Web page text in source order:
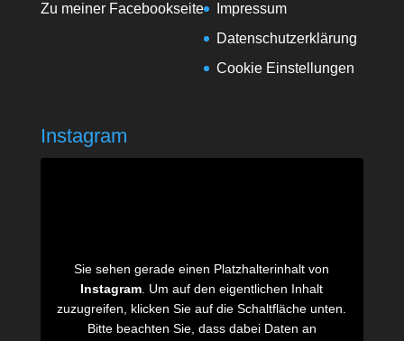
Zu meiner Facebookseite
Impressum
Datenschutzerklärung
Cookie Einstellungen
Instagram
Sie sehen gerade einen Platzhalterinhalt von
Instagram. Um auf den eigentlichen Inhalt
zuzugreifen, klicken Sie auf die Schaltfläche unten.
Bitte beachten Sie, dass dabei Daten an